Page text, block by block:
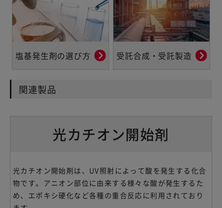
塩基発生剤の選び方 受託合成・受託製造
関連製品
光カチオン開始剤
光カチオン開始剤は、UV照射によって酸を発生する化合
物です。アニオン部位に由来する様々な酸が発生するた
め、エポキシ硬化など各種の重合反応に利用されており